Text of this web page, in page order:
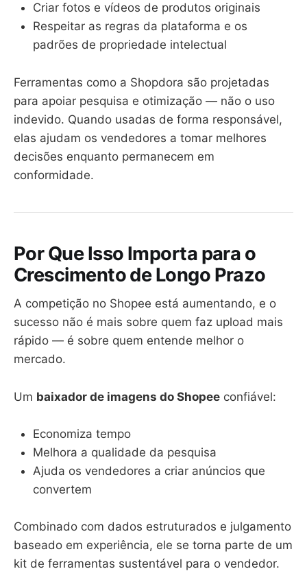
Criar fotos e vídeos de produtos originais
Respeitar as regras da plataforma e os
padrões de propriedade intelectual
Ferramentas como a Shopdora são projetadas
para apoiar pesquisa e otimização — não o uso
indevido. Quando usadas de forma responsável,
elas ajudam os vendedores a tomar melhores
decisões enquanto permanecem em
conformidade.
Por Que Isso Importa para o
Crescimento de Longo Prazo
A competição no Shopee está aumentando, e o
sucesso não é mais sobre quem faz upload mais
rápido — é sobre quem entende melhor o
mercado.
Um baixador de imagens do Shopee confiável:
Economiza tempo
Melhora a qualidade da pesquisa
Ajuda os vendedores a criar anúncios que
convertem
Combinado com dados estruturados e julgamento
baseado em experiência, ele se torna parte de um
kit de ferramentas sustentável para o vendedor.